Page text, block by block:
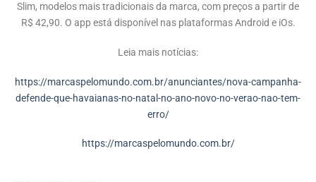
Slim, modelos mais tradicionais da marca, com preços a partir de
R$ 42,90. O app está disponível nas plataformas Android e iOs.
Leia mais notícias:
https://marcaspelomundo.com.br/anunciantes/nova-campanha-
defende-que-havaianas-no-natal-no-ano-novo-no-verao-nao-tem-
erro/
https://marcaspelomundo.com.br/